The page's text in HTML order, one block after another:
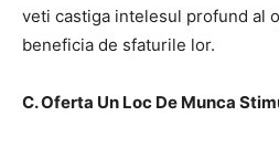
veti castiga intelesul profund al
beneficia de sfaturile lor.
C. Oferta Un Loc De Munca